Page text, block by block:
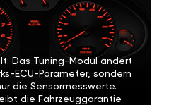
Das Tuning-Modul ändert
ECU-Parameter, sondern
die Sensormesswerte.
die Fahrzeuggarantie